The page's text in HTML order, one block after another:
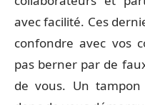
avec facilité. Ces
confondre avec vos
pas berner par de
de vous. Un